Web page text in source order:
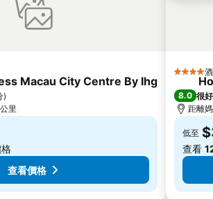
Macau City Centre By Ihg
)
里
查看價格
4 星級
8.0 很好
距離
低至
查看